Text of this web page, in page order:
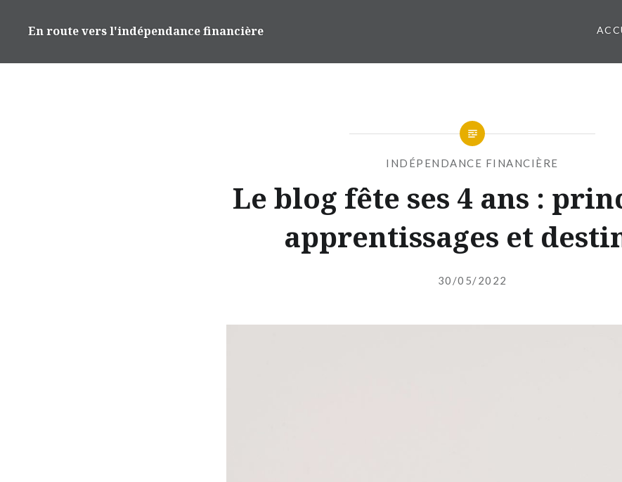
principal
En route vers l'indépendance financière
INDÉPENDANCE FINANCIÈRE
Le blog fête ses 4 ans :
apprentissages et
Publié
le
30/05/2022